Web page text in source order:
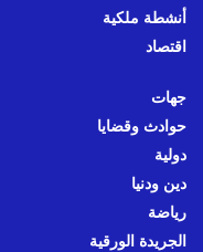
أنشطة ملكية
اقتصاد
جهات
حوادث وقضايا
دولية
دين ودنيا
رياضة
الجريدة الورقية